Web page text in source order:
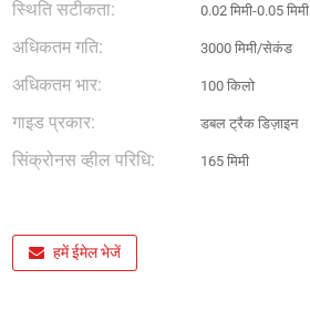
स्थिति सटीकता: 0.02 मिमी-0.05 मिमी
अधिकतम गति: 3000 मिमी/सेकंड
अधिकतम भार: 100 किलो
गाइड प्रकार: डबल ट्रैक डिज़ाइन
सिंक्रोनस व्हील परिधि: 165 मिमी
हमें ईमेल भेजें